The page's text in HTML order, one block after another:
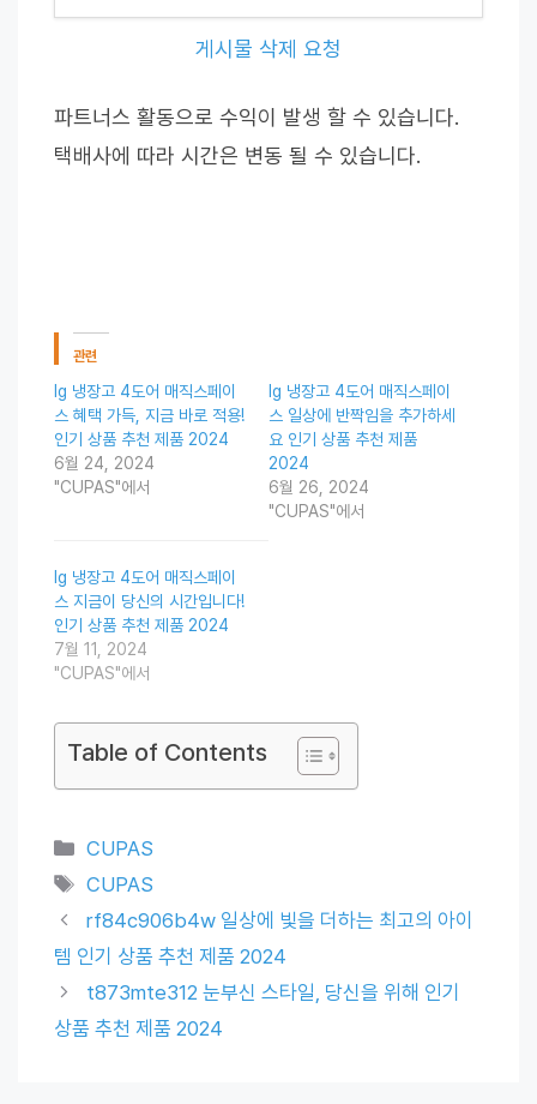
게시물 삭제 요청
파트너스 활동으로 수익이 발생 할 수 있습니다.
택배사에 따라 시간은 변동 될 수 있습니다.
관련
lg 냉장고 4도어 매직스페이
스 혜택 가득, 지금 바로 적용!
인기 상품 추천 제품 2024
6월 24, 2024
"CUPAS"에서
lg 냉장고 4도어 매직스페이
스 일상에 반짝임을 추가하세
요 인기 상품 추천 제품
2024
6월 26, 2024
"CUPAS"에서
lg 냉장고 4도어 매직스페이
스 지금이 당신의 시간입니다!
인기 상품 추천 제품 2024
7월 11, 2024
"CUPAS"에서
Table of Contents
Categories
CUPAS
Tags
CUPAS
rf84c906b4w 일상에 빛을 더하는 최고의 아이
템 인기 상품 추천 제품 2024
t873mte312 눈부신 스타일, 당신을 위해 인기
상품 추천 제품 2024